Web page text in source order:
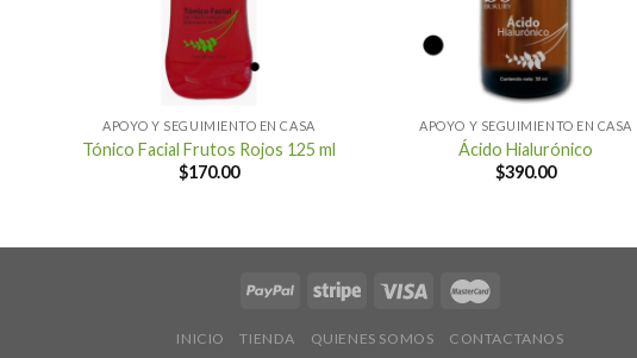
APOYO Y SEGUIMIENTO EN CASA
Tónico Facial Frutos Rojos 125 ml
$170.00
APOYO Y SEGUIMIENTO EN CASA
Ácido Hialurónico
$390.00
INICIO TIENDA QUIENES SOMOS CONTACTANOS